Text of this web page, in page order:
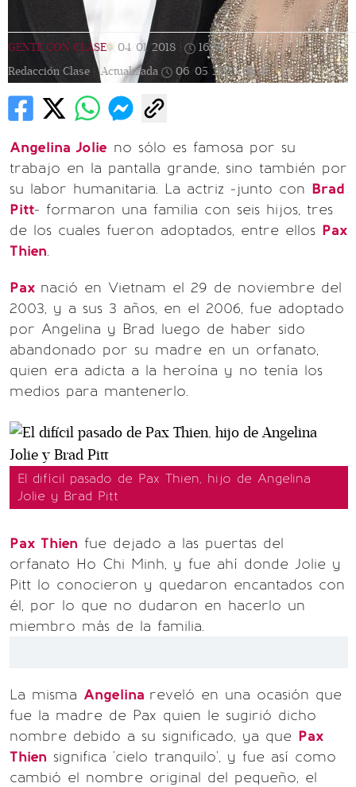
GENTE CON CLASE | 04/01/2018 16:59 |
Redacción Clase |
Actualizada 06/05/2023 06:41
Angelina Jolie no sólo es famosa por su
trabajo en la pantalla grande, sino también por
su labor humanitaria. La actriz -junto con Brad
Pitt- formaron una familia con seis hijos, tres
de los cuales fueron adoptados, entre ellos Pax
Thien.
Pax nació en Vietnam el 29 de noviembre del
2003, y a sus 3 años, en el 2006, fue adoptado
por Angelina y Brad luego de haber sido
abandonado por su madre en un orfanato,
quien era adicta a la heroína y no tenía los
medios para mantenerlo.
El difícil pasado de Pax Thien, hijo de Angelina
Jolie y Brad Pitt
Pax Thien fue dejado a las puertas del
orfanato Ho Chi Minh, y fue ahí donde Jolie y
Pitt lo conocieron y quedaron encantados con
él, por lo que no dudaron en hacerlo un
miembro más de la familia.
La misma Angelina reveló en una ocasión que
fue la madre de Pax quien le sugirió dicho
nombre debido a su significado, ya que Pax
Thien significa 'cielo tranquilo', y fue así como
cambió el nombre original del pequeño, el